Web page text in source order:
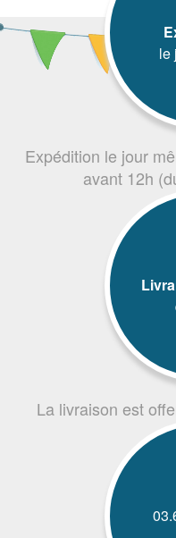
le
Expédition le jour
avant 12h
La livraison est